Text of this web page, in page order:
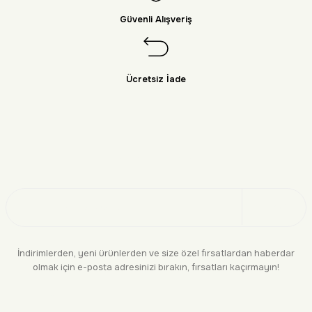
Güvenli Alışveriş
Ücretsiz İade
İndirimlerden, yeni ürünlerden ve size özel fırsatlardan haberdar
olmak için e-posta adresinizi bırakın, fırsatları kaçırmayın!